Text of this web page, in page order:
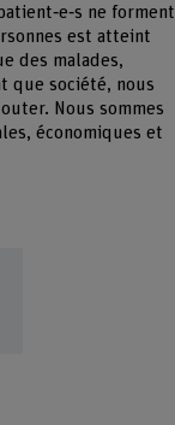
ne forment
est atteint
des malades,
que société, nous
Nous sommes
économiques et